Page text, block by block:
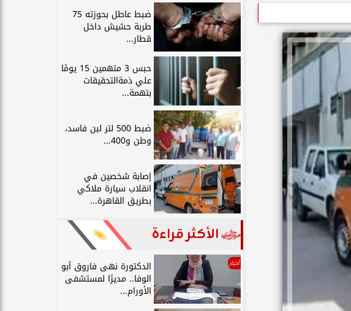
ضبط عاطل بحوزته 75
طربة حشيش داخل
قطار...
حبس 3 متهمين 15 يومًا
علي ذمةالتحقيقات
بتهمة...
ضبط 500 لتر لبن فاسد،
وطن و400...
إصابة شخصين في
انقلاب سيارة ملاكي
بطريق القاهرة...
الأكثر قراءة
أخبار الدكتورة نهى فاروق أبو
الوفا.. مديرًا لمستشفى
الأورام...